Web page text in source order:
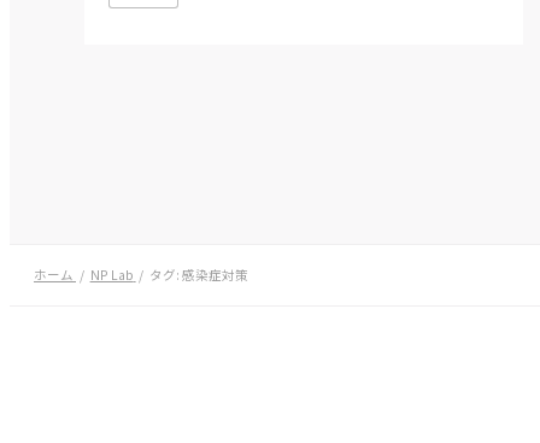
ホーム NP Lab タグ:感染症対策